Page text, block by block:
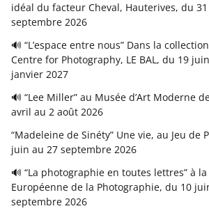
idéal du facteur Cheval, Hauterives, du
septembre 2026
🔊 “L’espace entre nous” Dans la
Centre for Photography, LE BAL, du 19
janvier 2027
🔊 “Lee Miller” au Musée d’Art Moderne
avril au 2 août 2026
“Madeleine de Sinéty” Une vie, au Jeu de
juin au 27 septembre 2026
🔊 “La photographie en toutes lettres” à
Européenne de la Photographie, du 10
septembre 2026